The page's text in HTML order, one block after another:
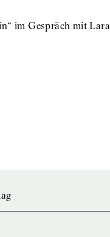
im Gespräch mit Lara